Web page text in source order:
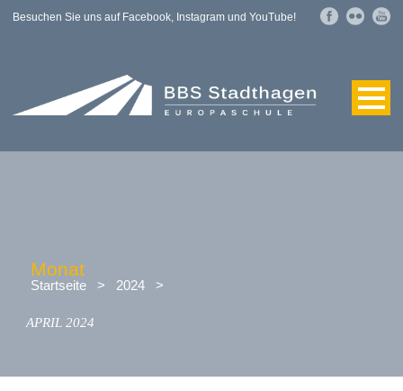
Besuchen Sie uns auf Facebook, Instagram und YouTube!
Monat
Startseite > 2024 >
APRIL 2024